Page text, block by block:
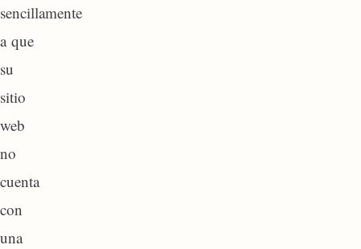
sencillamente
a que
su
sitio
web
no
cuenta
con
una